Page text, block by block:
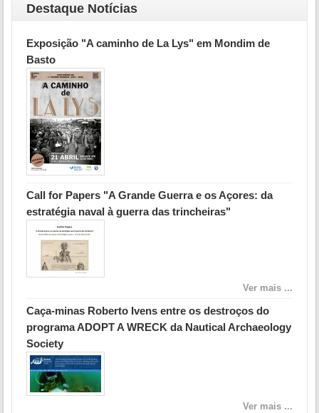
Destaque Notícias
Exposição "A caminho de La Lys" em Mondim de
Basto
Call for Papers "A Grande Guerra e os Açores: da
estratégia naval à guerra das trincheiras"
Ver mais ...
Caça-minas Roberto Ivens entre os destroços do
programa ADOPT A WRECK da Nautical Archaeology
Society
Ver mais ...